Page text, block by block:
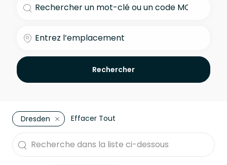
Rechercher
Dresden Effacer Tout
the results are updated
Recherche dans la liste ci-dessous